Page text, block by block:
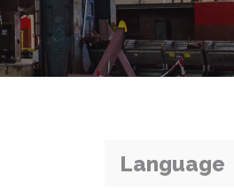
Language